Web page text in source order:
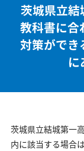
茨城県立結
教科書に合
対策ができ
に
茨城県立結城第一
内に該当する場合